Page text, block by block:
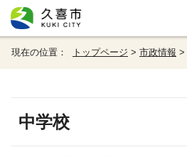
現在の位置： トップページ > 市政情報 >
中学校